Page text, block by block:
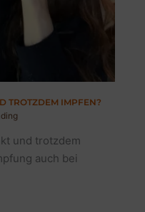
TROTZDEM IMPFEN?
und trotzdem
auch bei